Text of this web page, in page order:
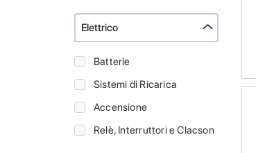
Elettrico
Batterie
Sistemi di Ricarica
Accensione
Relè, Interruttori e Clacson